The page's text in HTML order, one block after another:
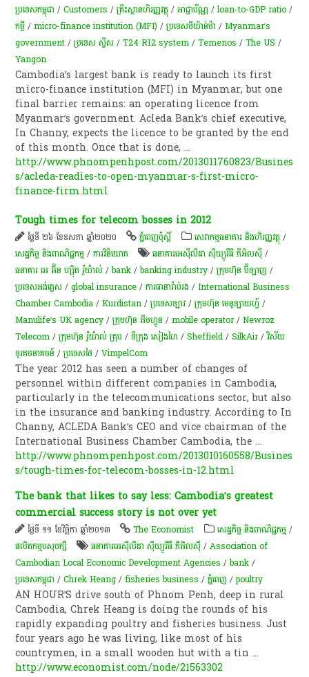
ប្រទេសកម្ពុជា /Customers /គ្រឹះស្ថាន​​ហិរញ្ញវត្ថុ /អាជ្ញាប័ណ្ណ /loan-to-GDP ratio /
កម្ចី​ /micro-finance institution (MFI) /ប្រទេសមីយ៉ាន់ម៉ា /Myanmar’s
government /ប្រទេស​ ស្វីស /T24 R12 system /Temenos /The US /
Yangon
Cambodia’s largest bank is ready to launch its first
micro-finance institution (MFI) in Myanmar, but one
final barrier remains: an operating licence from
Myanmar’s government. Acleda Bank’s chief executive,
In Channy, expects the licence to be granted by the end
of this month. Once that is done,...
http://www.phnompenhpost.com/2013011760823/Busines
s/acleda-readies-to-open-myanmar-s-first-micro-
finance-firm.html
Tough times for telecom bosses in 2012
ថ្ងៃទី ២៦ ខែឧសភា ឆ្នាំ២០២០ ភ្នំពេញប៉ុស្តិ៍ សេវាកម្មធនាគារ និងហិរញ្ញវត្ថុ /
សេដ្ឋកិច្ច និងពាណិជ្ជកម្ម /ការវិនិយោគ ធនាគារអេស៊ីលីដា ស៊ីឃ្យួរឹធី ភីអិលស៊ី/
ធនាគារ អេ អ៊ិន ហ្ស៊ិត រ៉ូយ៉ាល់ /bank /banking industry /ក្រុមហ៊ុន ប៊ីឡាញ /
ប្រទេសអង់គ្លេស /global insurance /ការធានា​រ៉ាប់រង /International Business
Chamber Cambodia /Kurdistan /ប្រទេសឡាវ /ក្រុមហ៊ុន មេនូឡាយហ្វ៍ /
Manulife’s UK agency /ក្រុមហ៊ុន អឹមហ្វូន /mobile operator/Newroz
Telecom /ក្រុមហ៊ុន រ៉ូយ៉ាល់ គ្រុប/ទីក្រុង សៀងហៃ /Sheffield /SilkAir/វិស័យ
ទូរគមនាគមន៍ /ប្រទេសថៃ /VimpelCom
The year 2012 has seen a number of changes of
personnel within different companies in Cambodia,
particularly in the telecommunications sector, but also
in the insurance and banking industry. According to In
Channy, ACLEDA Bank’s CEO and vice chairman of the
International Business Chamber Cambodia, the...
http://www.phnompenhpost.com/2013010160558/Busines
s/tough-times-for-telecom-bosses-in-12.html
The bank that likes to say less: Cambodia’s greatest
commercial success story is not over yet
ថ្ងៃទី ១១ ខែវិច្ឆិកា ឆ្នាំ២០១៣ The Economist សេដ្ឋកិច្ច និងពាណិជ្ជកម្ម /
ផលិតកម្មបសុបក្សី
ធនាគារអេស៊ីលីដា ស៊ីឃ្យួរឹធី ភីអិលស៊ី/Association of
Cambodian Local Economic Development Agencies /bank /
ប្រទេសកម្ពុជា /Chrek Heang /fisheries business /ភ្នំពេញ /poultry
AN HOUR’S drive south of Phnom Penh, deep in rural
Cambodia, Chrek Heang is doing the rounds of his
rapidly expanding poultry and fisheries business. Just
four years ago he was living, like most of his
countrymen, in a small wooden hut with a tin...
http://www.economist.com/node/21563302